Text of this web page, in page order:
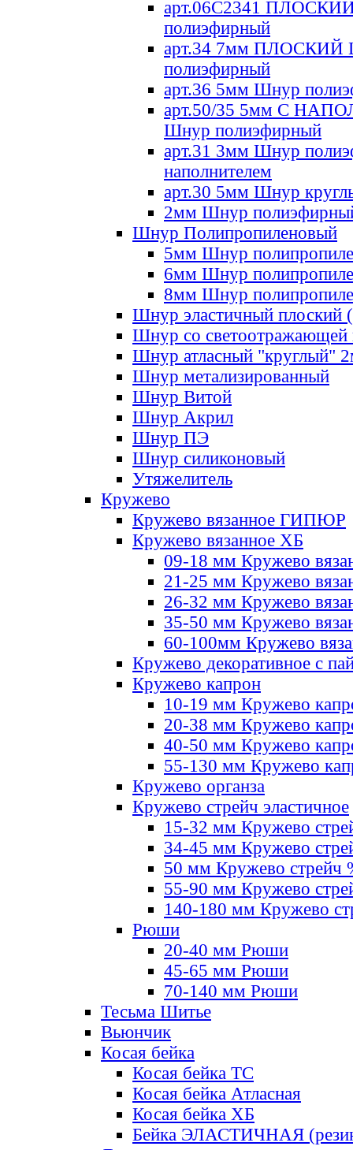
арт.06С2341
полиэфирный
арт.34 7мм ПЛОСКИЙ
полиэфирный
арт.36 5мм Шнур
арт.50/35 5мм С
Шнур полиэфирный
арт.31 3мм Шнур
наполнителем
арт.30 5мм Шнур
2мм Шнур
Шнур Полипропиленовый
5мм Шнур
6мм Шнур
8мм Шнур
Шнур эластичный плоский
Шнур со светоотражающей
Шнур атласный "круглый"
Шнур метализированный
Шнур Витой
Шнур Акрил
Шнур ПЭ
Шнур силиконовый
Утяжелитель
Кружево
Кружево вязанное ГИПЮР
Кружево вязанное ХБ
09-18 мм Кружево
21-25 мм Кружево
26-32 мм Кружево
35-50 мм Кружево
60-100мм Кружево
Кружево декоративное с
Кружево капрон
10-19 мм Кружево
20-38 мм Кружево
40-50 мм Кружево
55-130 мм Кружево
Кружево органза
Кружево стрейч эластичное
15-32 мм Кружево
34-45 мм Кружево
50 мм Кружево стрейч
55-90 мм Кружево
140-180 мм Кружево
Рюши
20-40 мм Рюши
45-65 мм Рюши
70-140 мм Рюши
Тесьма Шитье
Вьюнчик
Косая бейка
Косая бейка ТС
Косая бейка Атласная
Косая бейка ХБ
Бейка ЭЛАСТИЧНАЯ